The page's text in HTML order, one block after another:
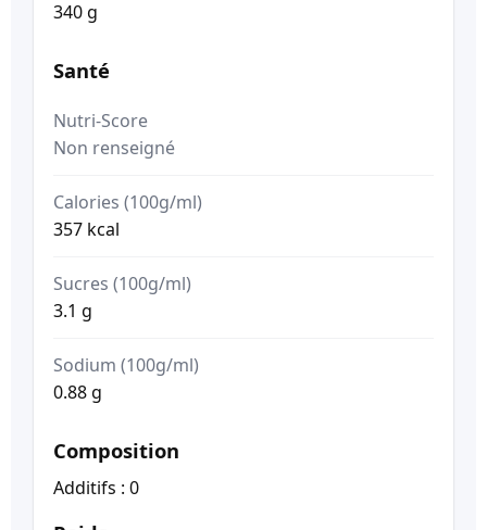
340 g
Santé
Nutri-Score
Non renseigné
Calories (100g/ml)
357 kcal
Sucres (100g/ml)
3.1 g
Sodium (100g/ml)
0.88 g
Composition
Additifs : 0